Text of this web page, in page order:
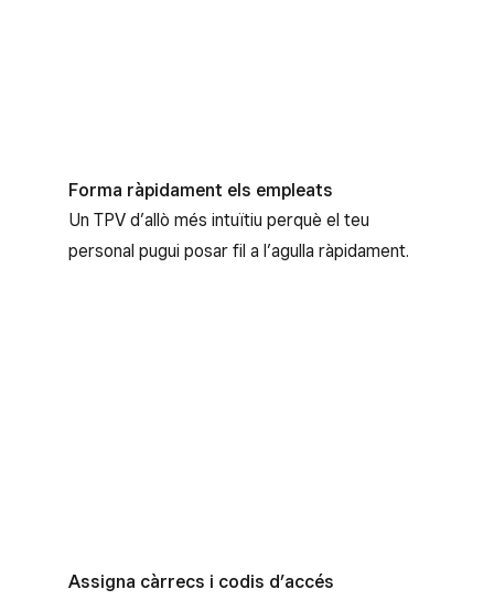
Forma ràpidament els empleats
Un TPV d’allò més intuïtiu perquè el teu
personal pugui posar fil a l’agulla ràpidament.
Assigna càrrecs i codis d’accés